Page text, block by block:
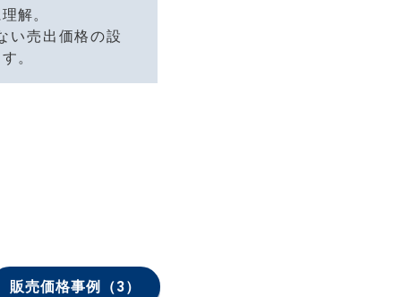
解。
い売出価格の設
。
販売価格事例 （3）